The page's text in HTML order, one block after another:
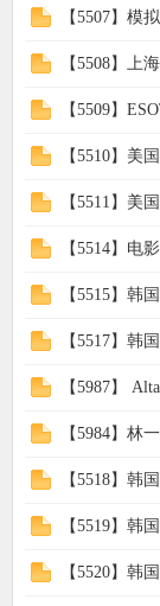
【5507】模
【5508】上
【5509】
【5510】美
【5511】美
【5514】电
【5515】韩
【5517】韩
【5987】
【5984】林
【5518】韩
【5519】韩
【5520】韩